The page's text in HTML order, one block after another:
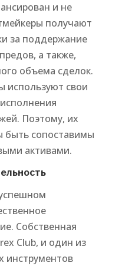
и не
получают
за поддержание
а также,
объема сделок.
используют свои
Поэтому, их
быть сопоставимы
активами.
Собственная
Club, и один из
инструментов